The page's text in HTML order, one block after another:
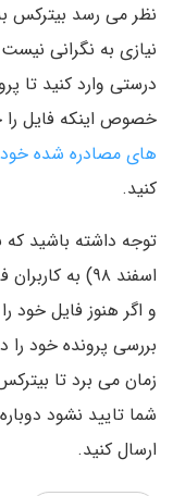
نظر می رسد بیترکس
نیازی به نگرانی
درستی وارد کنید تا
خصوص اینکه فایل را
های مصادره شده خود
کنید.
اسفند ۹۸) به
و اگر هنوز فایل خود
زمان می برد تا
شما تایید نشود
ارسال کنید.